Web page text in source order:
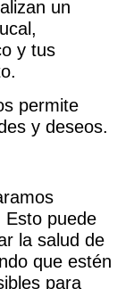
un
y tus
permite
y deseos.
Esto puede
la salud de
que estén
para